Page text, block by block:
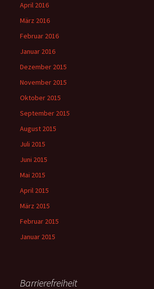
April 2016
März 2016
Februar 2016
Januar 2016
Dezember 2015
November 2015
Oktober 2015
September 2015
August 2015
Juli 2015
Juni 2015
Mai 2015
April 2015
März 2015
Februar 2015
Januar 2015
Barrierefreiheit